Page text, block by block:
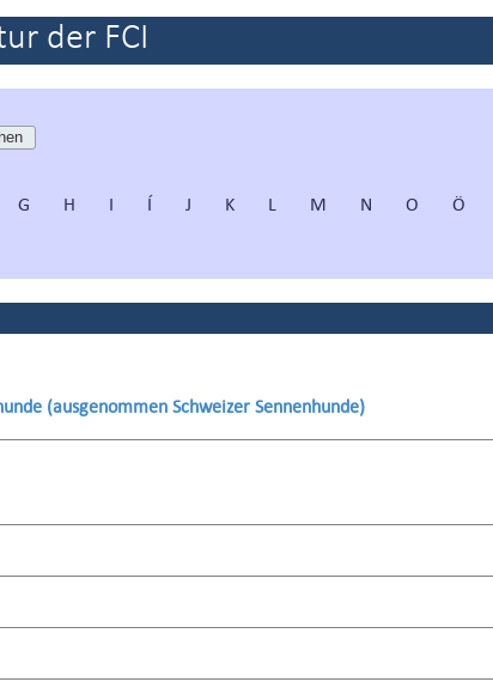
der FCI
G H I Í J K L M N O Ö
(ausgenommen Schweizer Sennenhunde)